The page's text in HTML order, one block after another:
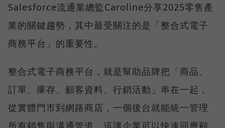
Salesforce流通業總監Caroline分享2025零售產
業的關鍵趨勢，其中最受關注的是「整合式電子
商務平台」的重要性。
整合式電子商務平台，就是幫助品牌把「商品、
訂單、庫存、顧客資料、行銷活動」串在一起，
從實體門市到網路商店，一個後台就能統一管理